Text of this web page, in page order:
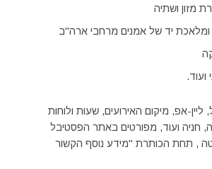
מזון ושתיה
ומלאכת יד של אמנים מרחבי ארה"ב
ועוד.
אפ, מיקום האירועים, שעות ולוחות
חניה ועוד, מפורטים באתר הפסטיבל
, תחת הכותרת "מידע נוסף הקשור